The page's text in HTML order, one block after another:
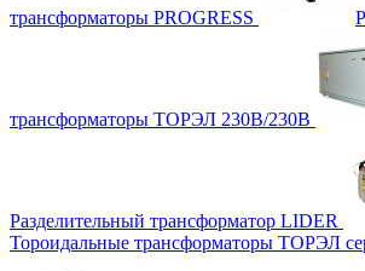
трансформаторы PROGRESS
трансформаторы ТОРЭЛ 230В/230В
Разделительный трансформатор LIDER
Тороидальные трансформаторы ТОРЭЛ